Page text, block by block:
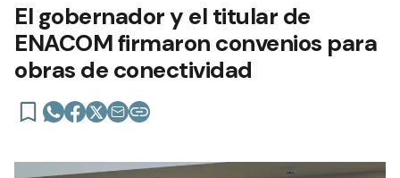
El gobernador y el titular de
ENACOM firmaron convenios para
obras de conectividad